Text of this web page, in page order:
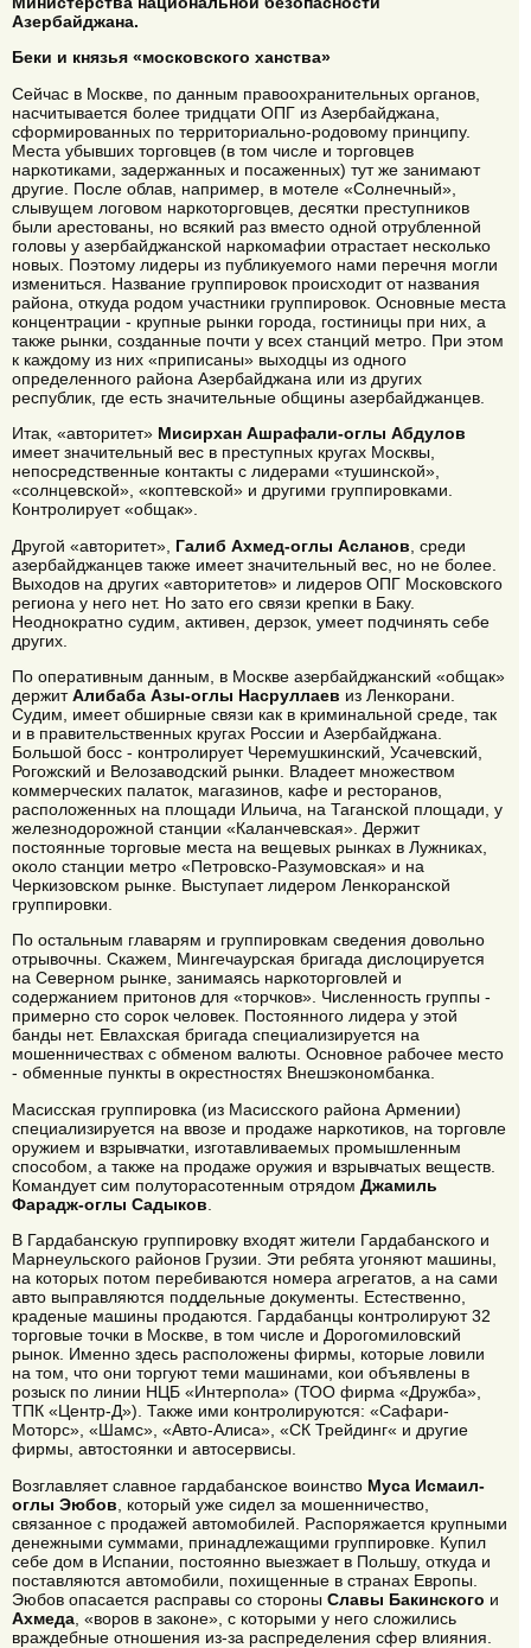
Азербайджана.
Беки и князья «московского ханства»
Сейчас в Москве, по данным правоохранительных органов,
насчитывается более тридцати ОПГ из Азербайджана,
сформированных по территориально-родовому принципу.
Места убывших торговцев (в том числе и торговцев
наркотиками, задержанных и посаженных) тут же занимают
другие. После облав, например, в мотеле «Солнечный»,
слывущем логовом наркоторговцев, десятки преступников
были арестованы, но всякий раз вместо одной отрубленной
головы у азербайджанской наркомафии отрастает несколько
новых. Поэтому лидеры из публикуемого нами перечня могли
измениться. Название группировок происходит от названия
района, откуда родом участники группировок. Основные места
концентрации - крупные рынки города, гостиницы при них, а
также рынки, созданные почти у всех станций метро. При этом
к каждому из них «приписаны» выходцы из одного
определенного района Азербайджана или из других
республик, где есть значительные общины азербайджанцев.
Итак, «авторитет» Мисирхан Ашрафали-оглы Абдулов
имеет значительный вес в преступных кругах Москвы,
непосредственные контакты с лидерами «тушинской»,
«солнцевской», «коптевской» и другими группировками.
Контролирует «общак».
Другой «авторитет», Галиб Ахмед-оглы Асланов , среди
азербайджанцев также имеет значительный вес, но не более.
Выходов на других «авторитетов» и лидеров ОПГ Московского
региона у него нет. Но зато его связи крепки в Баку.
Неоднократно судим, активен, дерзок, умеет подчинять себе
других.
По оперативным данным, в Москве азербайджанский «общак»
держитАлибаба Азы-оглы Насруллаев из Ленкорани.
Судим, имеет обширные связи как в криминальной среде, так
и в правительственных кругах России и Азербайджана.
Большой босс - контролирует Черемушкинский, Усачевский,
Рогожский и Велозаводский рынки. Владеет множеством
коммерческих палаток, магазинов, кафе и ресторанов,
расположенных на площади Ильича, на Таганской площади, у
железнодорожной станции «Каланчевская». Держит
постоянные торговые места на вещевых рынках в Лужниках,
около станции метро «Петровско-Разумовская» и на
Черкизовском рынке. Выступает лидером Ленкоранской
группировки.
По остальным главарям и группировкам сведения довольно
отрывочны. Скажем, Мингечаурская бригада дислоцируется
на Северном рынке, занимаясь наркоторговлей и
содержанием притонов для «торчков». Численность группы -
примерно сто сорок человек. Постоянного лидера у этой
банды нет. Евлахская бригада специализируется на
мошенничествах с обменом валюты. Основное рабочее место
- обменные пункты в окрестностях Внешэкономбанка.
Масисская группировка (из Масисского района Армении)
специализируется на ввозе и продаже наркотиков, на торговле
оружием и взрывчатки, изготавливаемых промышленным
способом, а также на продаже оружия и взрывчатых веществ.
Командует сим полуторасотенным отрядом Джамиль
Фарадж-оглы Садыков
В Гардабанскую группировку входят жители Гардабанского и
Марнеульского районов Грузии. Эти ребята угоняют машины,
на которых потом перебиваются номера агрегатов, а на сами
авто выправляются поддельные документы. Естественно,
краденые машины продаются. Гардабанцы контролируют 32
торговые точки в Москве, в том числе и Дорогомиловский
рынок. Именно здесь расположены фирмы, которые ловили
на том, что они торгуют теми машинами, кои объявлены в
розыск по линии НЦБ «Интерпола» (ТОО фирма «Дружба»,
ТПК «Центр-Д»). Также ими контролируются: «Сафари-
Моторс», «Шамс», «Авто-Алиса», «СК Трейдинг« и другие
фирмы, автостоянки и автосервисы.
Возглавляет славное гардабанское воинство Муса Исмаил-
оглы Эюбов , который уже сидел за мошенничество,
связанное с продажей автомобилей. Распоряжается крупными
денежными суммами, принадлежащими группировке. Купил
себе дом в Испании, постоянно выезжает в Польшу, откуда и
поставляются автомобили, похищенные в странах Европы.
Эюбов опасается расправы со стороны Славы Бакинского и
Ахмеда , «воров в законе», с которыми у него сложились
враждебные отношения из-за распределения сфер влияния.